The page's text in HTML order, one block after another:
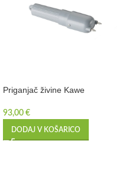
Priganjač živine Kawe
93,00 €
DODAJ V KOŠARICO